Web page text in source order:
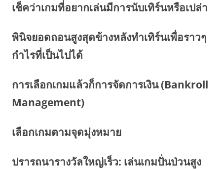
เช็คว่าเกมที่อยากเล่นมีการนับเทิร์นหรือเปล่า
พินิจยอดถอนสูงสุดข้างหลังทำเทิร์นเพื่อราวๆ
กำไรที่เป็นไปได้
การเลือกเกมแล้วก็การจัดการเงิน (Bankroll
Management)
เลือกเกมตามจุดมุ่งหมาย
ปรารถนารางวัลใหญ่เร็ว: เล่นเกมปั่นป่วนสูง